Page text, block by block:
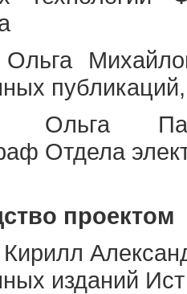
Ольга
Отдела
проектом
изданий